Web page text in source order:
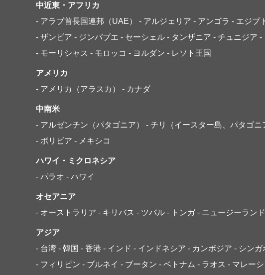
中近東・アフリカ
- アラブ首長国連邦（UAE）
- アルジェリア - アンゴラ - エジプ
- ザンビア - ジンバブエ - セーシェル - タンザニア - チュニジア -
- モーリシャス - モロッコ - ヨルダン - レソト王国
アメリカ
- アメリカ（アラスカ）
- カナダ
中南米
- アルゼンチン（パタゴニア）
- チリ（イースター島、パタゴニ
- ボリビア - メキシコ
ハワイ・ミクロネシア
- パラオ - ハワイ
オセアニア
- オーストラリア - キリバス - ツバル - トンガ - ニュージーランド
アジア
- 台湾 - 韓国 - 香港 - インド - インドネシア - カンボジア - シンガ
- フィリピン - ブルネイ - ブータン - ベトナム - ラオス - マレー